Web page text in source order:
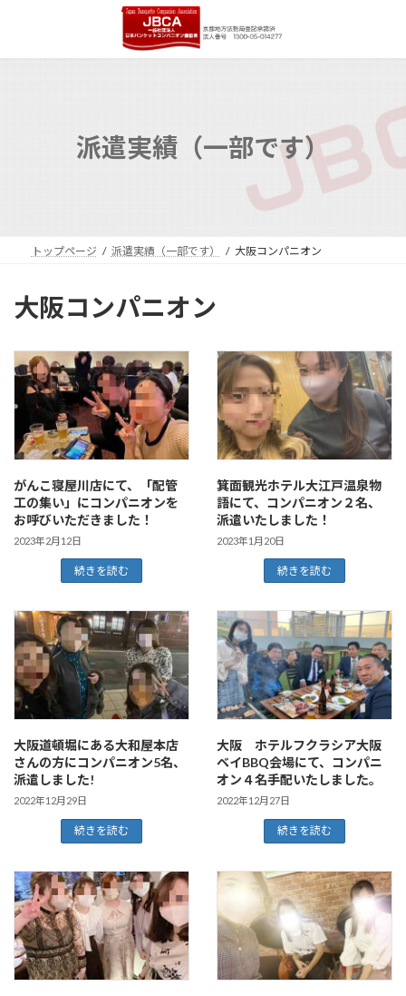
ン
ー
派遣実績（一部です）
トップページ 派遣実績（一部です） 大阪コンパニオン
大阪コンパニオン
がんこ寝屋川店にて、「配管
工の集い」にコンパニオンを
お呼びいただきました！
2023年2月12日
続きを読む
箕面観光ホテル大江戸温泉物
語にて、コンパニオン２名、
派遣いたしました！
2023年1月20日
続きを読む
大阪道頓堀にある大和屋本店
さんの方にコンパニオン5名、
派遣しました!
2022年12月29日
続きを読む
大阪 ホテルフクラシア大阪
ベイBBQ会場にて、コンパニ
オン４名手配いたしました。
2022年12月27日
続きを読む